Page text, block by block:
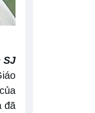
SJ
đã